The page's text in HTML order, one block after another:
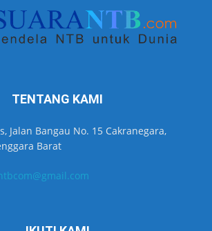
TENTANG KAMI
Jalan Bangau No. 15 Cakranegara,
Barat